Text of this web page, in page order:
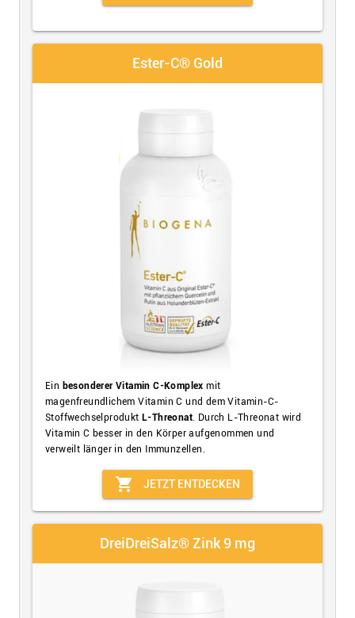
Ester-C® Gold
Ein besonderer Vitamin C-Komplex mit
magenfreundlichem Vitamin C und dem Vitamin-C-
Stoffwechselprodukt L-Threonat. Durch L-Threonat wird
Vitamin C besser in den Körper aufgenommen und
verweilt länger in den Immunzellen.
shopping_cart JETZT ENTDECKEN
DreiDreiSalz® Zink 9 mg